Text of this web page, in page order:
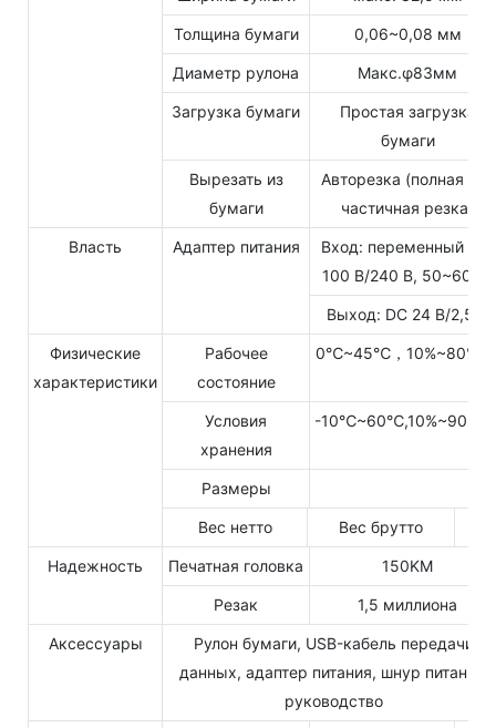
Толщина бумаги 0,06~0,08 мм
Диаметр рулона Макс.φ83мм
Загрузка бумаги
Простая загрузка
бумаги
Вырезать из
бумаги
Авторезка (полная или
частичная резка)
Власть Адаптер питания
Вход: переменный ток
100 В/240 В, 50~60 Гц
Выход: DC 24 В/2,5 А
Физические
характеристики
Рабочее
состояние
0℃~45℃，
Условия
хранения
-
Размеры
Вес нетто Вес брутто
Надежность Печатная головка 150KM
Резак 1,5 миллиона
Аксессуары
Рулон бумаги, USB-кабель передачи
данных, адаптер питания, шнур питания,
руководство